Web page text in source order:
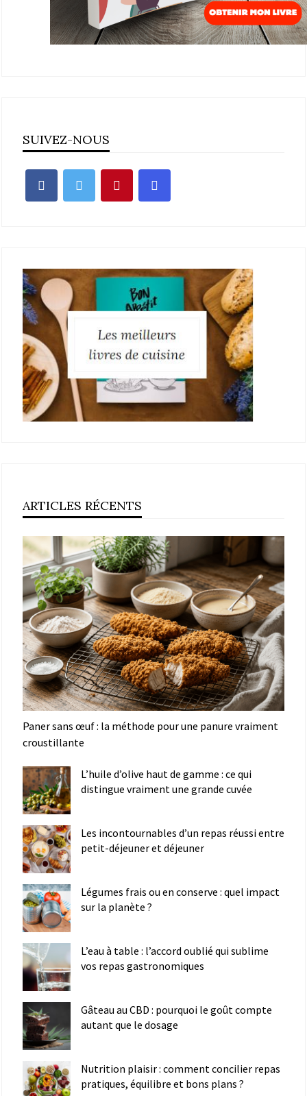
SUIVEZ-NOUS
ARTICLES RÉCENTS
Paner sans œuf : la méthode pour une panure vraiment
croustillante
L’huile d’olive haut de gamme : ce qui
distingue vraiment une grande cuvée
Les incontournables d’un repas réussi entre
petit-déjeuner et déjeuner
Légumes frais ou en conserve : quel impact
sur la planète ?
L’eau à table : l’accord oublié qui sublime
vos repas gastronomiques
Gâteau au CBD : pourquoi le goût compte
autant que le dosage
Nutrition plaisir : comment concilier repas
pratiques, équilibre et bons plans ?